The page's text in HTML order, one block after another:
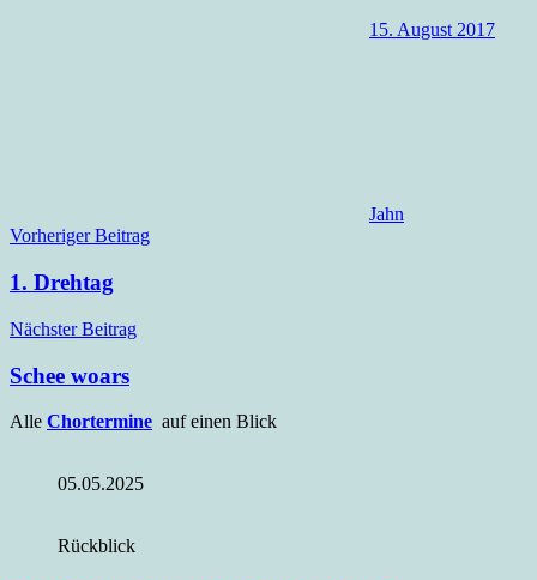
15. August 2017
Jahn
Beitragsnavigation
Vorheriger Beitrag
1. Drehtag
Nächster Beitrag
Schee woars
Alle Chortermine auf einen Blick
05.05.2025
Rückblick